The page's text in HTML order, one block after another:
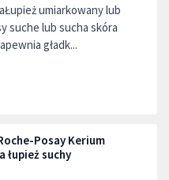
umiarkowany lub
suche lub sucha skóra
gładk...
Posay Kerium
łupież suchy